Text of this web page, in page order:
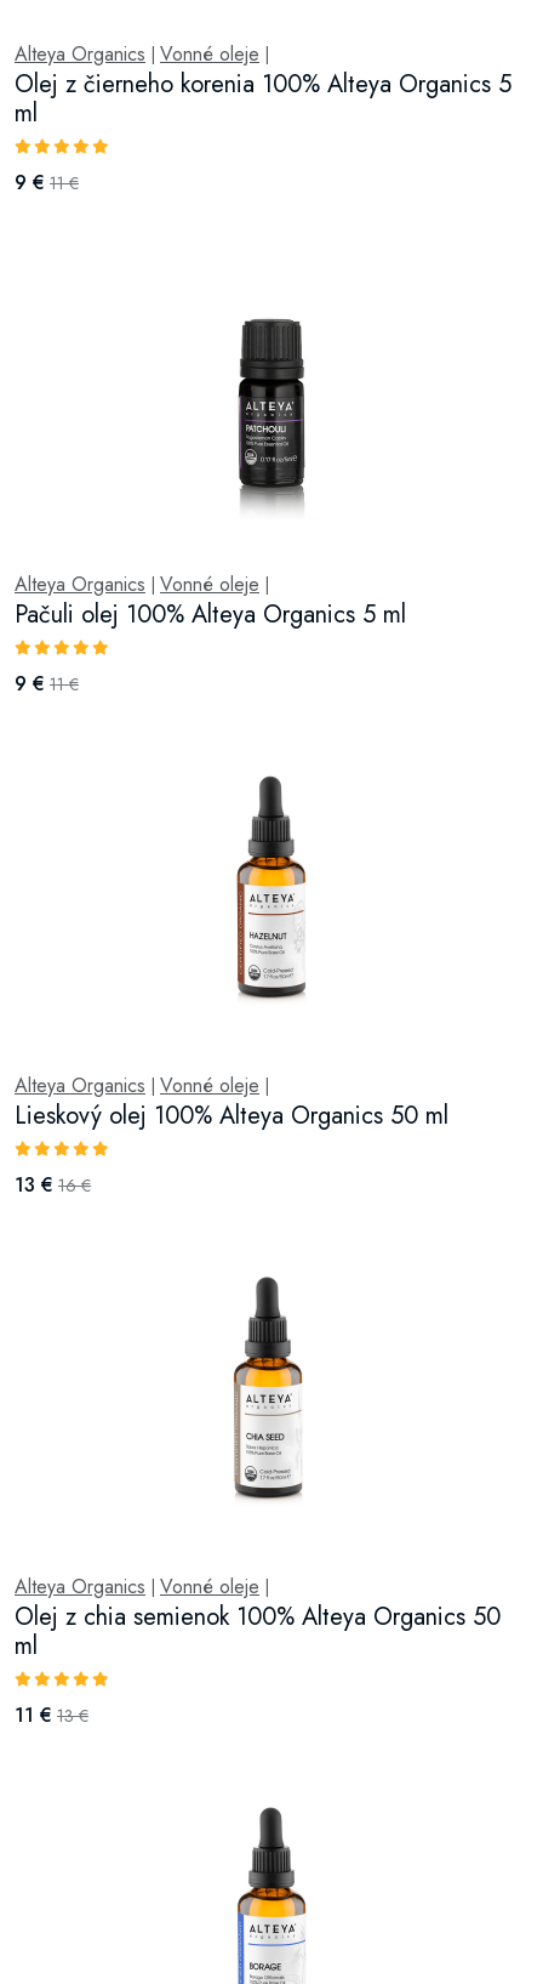
Alteya Organics Vonné oleje
Olej z čierneho korenia 100% Alteya Organics 5
ml
9 € 11 €
Alteya Organics Vonné oleje
Pačuli olej 100% Alteya Organics 5 ml
9 € 11 €
Alteya Organics Vonné oleje
Lieskový olej 100% Alteya Organics 50 ml
13 € 16 €
Alteya Organics Vonné oleje
Olej z chia semienok 100% Alteya Organics 50
ml
11 € 13 €